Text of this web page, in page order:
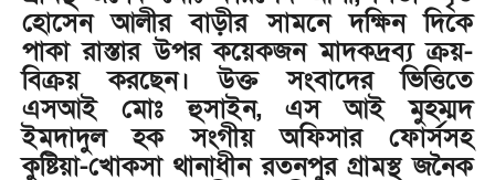
হোসেন আলীর বাড়ীর সামনে দক্ষিন দিকে
পাকা রাস্তার উপর কয়েকজন মাদকদ্রব্য ক্রয়-
বিক্রয় করছেন। উক্ত সংবাদের ভিত্তিতে
এসআই মোঃ হুসাইন, এস আই মুহম্মদ
ইমদাদুল হক সংগীয় অফিসার ফোর্সসহ
কুষ্টিয়া-খোকসা থানাধীন রতনপুর গ্রামস্থ জনৈক